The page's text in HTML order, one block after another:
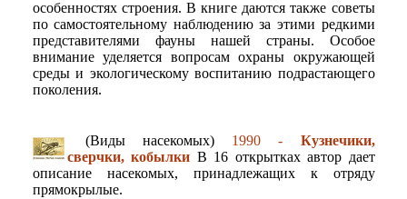
особенностях строения. В книге даются также советы
по самостоятельному наблюдению за этими редкими
представителями фауны нашей страны. Особое
внимание уделяется вопросам охраны окружающей
среды и экологическому воспитанию подрастающего
поколения.
(Виды насекомых) 1990 - Кузнечики,
сверчки, кобылки В 16 открытках автор дает
описание насекомых, принадлежащих к отряду
прямокрылые.